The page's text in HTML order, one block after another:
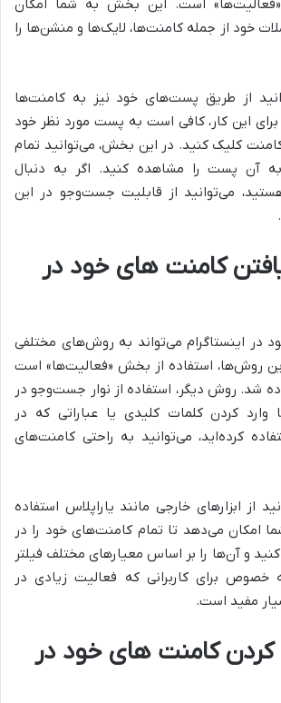
است. این بخش به شما امکان
خود از جمله کامنت‌ها، لایک‌ها و منشن‌ها را
از طریق پست‌های خود نیز به کامنت‌ها
این کار، کافی است به پست مورد نظر خود
کلیک کنید. در این بخش، می‌توانید تمام
آن پست را مشاهده کنید. اگر به دنبال
می‌توانید از قابلیت جست‌وجو در این
کامنت های خود در
در اینستاگرام می‌تواند به روش‌های مختلفی
روش‌ها، استفاده از بخش «فعالیت‌ها» است
شد. روش دیگر، استفاده از نوار جست‌وجو در
وارد کردن کلمات کلیدی یا عباراتی که در
کرده‌اید، می‌توانید به راحتی کامنت‌های
از ابزارهای خارجی مانند یاراپلاس استفاده
امکان می‌دهد تا تمام کامنت‌های خود را در
و آن‌ها را بر اساس معیارهای مختلف فیلتر
خصوص برای کاربرانی که فعالیت زیادی در
مفید است.
کردن کامنت های خود در